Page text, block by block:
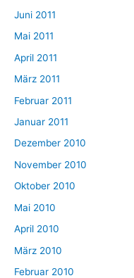
Juni 2011
Mai 2011
April 2011
März 2011
Februar 2011
Januar 2011
Dezember 2010
November 2010
Oktober 2010
Mai 2010
April 2010
März 2010
Februar 2010